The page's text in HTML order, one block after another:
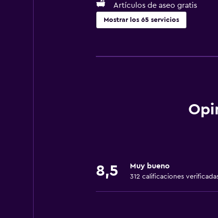
Artículos de aseo gratis
Mostrar los 65 servicios
Wifi gratis
Alarma de humo
8,5 Muy bueno
312 calificaciones